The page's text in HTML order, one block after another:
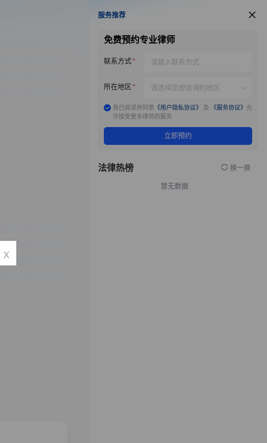
服务推荐
服务推荐
免费预约专业律师
联系方式
所在地区
我已阅读并同意 《用户隐私协议》 及 《服务协议》 允
许接受更多律师的服务
立即预约
法律热榜 换一换
暂无数据
x